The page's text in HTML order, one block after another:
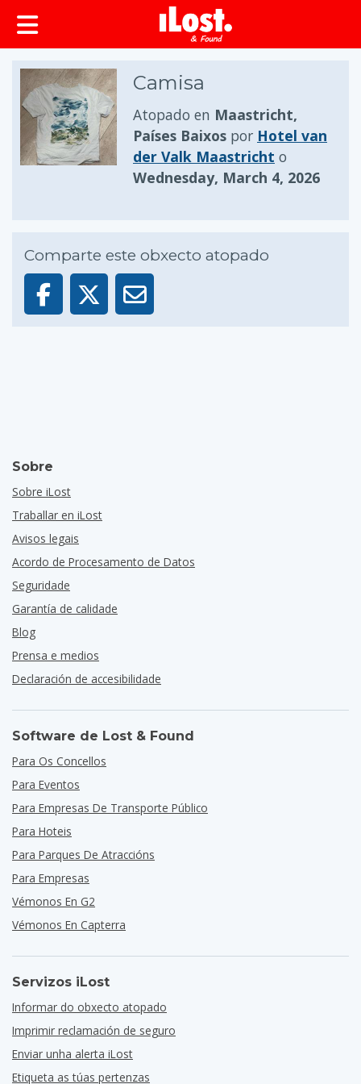
Camisa
Atopado en Maastricht,
Países Baixos por Hotel van
der Valk Maastricht o
Wednesday, March 4, 2026
Comparte este obxecto atopado
Sobre
Sobre iLost
Traballar en iLost
Avisos legais
Acordo de Procesamento de Datos
Seguridade
Garantía de calidade
Blog
Prensa e medios
Declaración de accesibilidade
Software de Lost & Found
Para Os Concellos
Para Eventos
Para Empresas De Transporte Público
Para Hoteis
Para Parques De Atraccións
Para Empresas
Vémonos En G2
Vémonos En Capterra
Servizos iLost
Informar do obxecto atopado
Imprimir reclamación de seguro
Enviar unha alerta iLost
Etiqueta as túas pertenzas